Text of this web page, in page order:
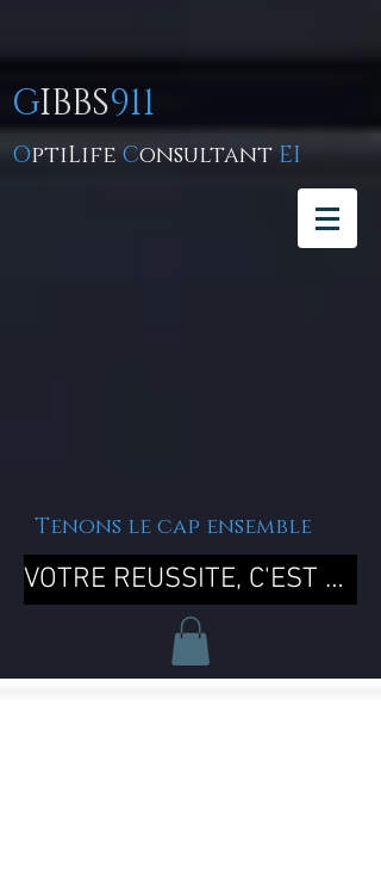
GIBBS911
OptiLife Consultant EI
Tenons le cap ensemble
VOTRE REUSSITE, C'EST MA REUSSITE !